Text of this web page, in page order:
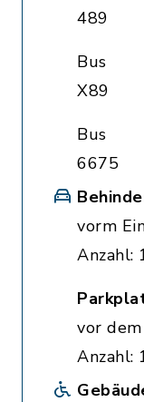
489
Bus
X89
Bus
6675
vorm
Anzahl:
vor
Anzahl: